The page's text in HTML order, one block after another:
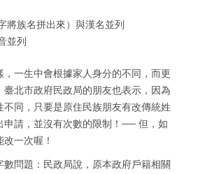
將族名拼出來）與漢名並列
並列
一生中會根據家人身分的不同，而更
北市政府民政局的朋友也表示，因為
同，只要是原住民族朋友有改傳統姓
申請，並沒有次數的限制！── 但，如
一次喔！
問題：民政局說，原本政府戶籍相關